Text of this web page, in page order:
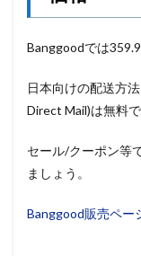
Banggoodでは
日本向けの配送方
Direct Mail)は無料で
セール/クーポン等
ましょう。
Banggood販売ペー